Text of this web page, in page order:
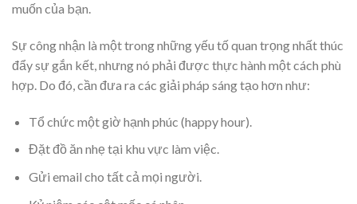
muốn của bạn.
Sự công nhận là một trong những yếu tố quan trọng nhất thúc
đẩy sự gắn kết, nhưng nó phải được thực hành một cách phù
hợp. Do đó, cần đưa ra các giải pháp sáng tạo hơn như:
Tổ chức một giờ hạnh phúc (happy hour).
Đặt đồ ăn nhẹ tại khu vực làm việc.
Gửi email cho tất cả mọi người.